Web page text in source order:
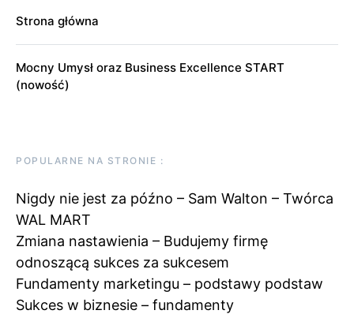
Strona główna
Mocny Umysł oraz Business Excellence START
(nowość)
POPULARNE NA STRONIE :
Nigdy nie jest za późno – Sam Walton – Twórca
WAL MART
Zmiana nastawienia – Budujemy firmę
odnoszącą sukces za sukcesem
Fundamenty marketingu – podstawy podstaw
Sukces w biznesie – fundamenty